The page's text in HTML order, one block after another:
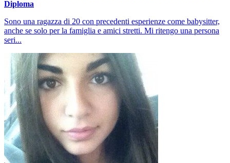
Diploma
Sono una ragazza di 20 con precedenti esperienze come babysitter,
anche se solo per la famiglia e amici stretti. Mi ritengo una persona
seri...